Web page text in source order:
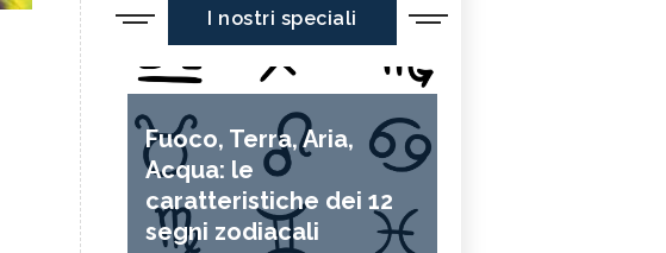
I nostri speciali
Fuoco, Terra, Aria,
Acqua: le
caratteristiche dei 12
segni zodiacali